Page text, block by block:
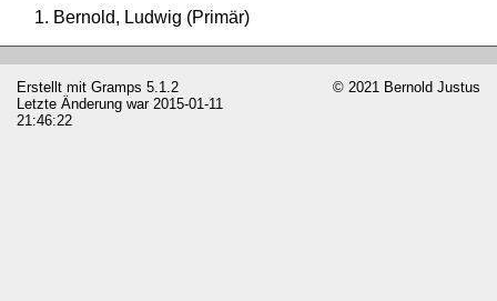
Bernold, Ludwig (Primär)
Erstellt mit Gramps 5.1.2
Letzte Änderung war 2015-01-11
21:46:22
© 2021 Bernold Justus